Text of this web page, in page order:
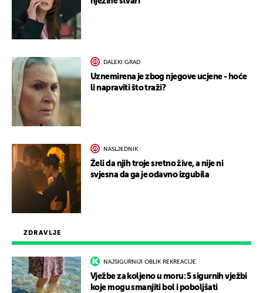
ZDRAVLJE
NAJSIGURNIJI OBLIK REKREACIJE
Vježbe za koljeno u moru: 5 sigurnih vježbi
koje mogu smanjiti bol i poboljšati
DALEKI GRAD
Uznemirena je zbog njegove ucjene - hoće
li napraviti što traži?
NASLJEDNIK
Želi da njih troje sretno žive, a nije ni
svjesna da ga je odavno izgubila